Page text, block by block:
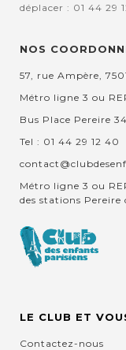
déplacer : 01 44 29
NOS
57, rue Ampère,
Métro ligne 3 ou
Bus Place Pereire
Tel : 01 44 29 12 40
Métro ligne 3 ou
des stations Pereire
LE CLUB ET
Contactez-nous